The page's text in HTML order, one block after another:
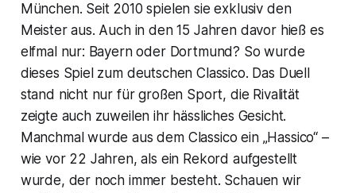
München. Seit 2010 spielen sie exklusiv den
Meister aus. Auch in den 15 Jahren davor hieß es
elfmal nur: Bayern oder Dortmund? So wurde
dieses Spiel zum deutschen Classico. Das Duell
stand nicht nur für großen Sport, die Rivalität
zeigte auch zuweilen ihr hässliches Gesicht.
Manchmal wurde aus dem Classico ein „Hassico“ –
wie vor 22 Jahren, als ein Rekord aufgestellt
wurde, der noch immer besteht. Schauen wir